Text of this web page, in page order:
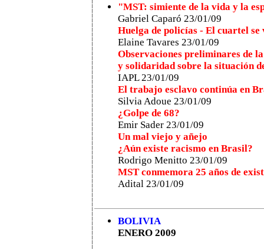
"MST: simiente de la vida y la
Gabriel Caparó 23/01/09
Huelga de policías - El cuartel
Elaine Tavares 23/01/09
Observaciones preliminares de
y solidaridad sobre la situación
IAPL 23/01/09
El trabajo esclavo continúa en
Silvia Adoue 23/01/09
¿Golpe de 68?
Emir Sader 23/01/09
Un mal viejo y añejo
¿Aún existe racismo en Brasil?
Rodrigo Menitto 23/01/09
MST conmemora 25 años de
Adital 23/01/09
BOLIVIA
ENERO 2009